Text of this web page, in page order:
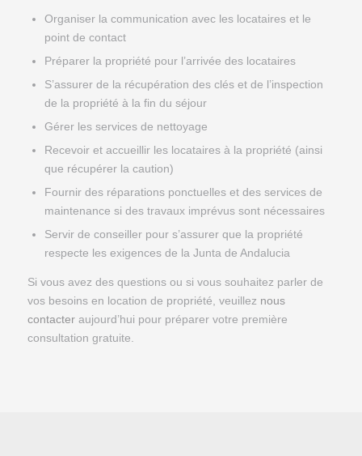
Organiser la communication avec les locataires et le
point de contact
Préparer la propriété pour l’arrivée des locataires
S’assurer de la récupération des clés et de l’inspection
de la propriété à la fin du séjour
Gérer les services de nettoyage
Recevoir et accueillir les locataires à la propriété (ainsi
que récupérer la caution)
Fournir des réparations ponctuelles et des services de
maintenance si des travaux imprévus sont nécessaires
Servir de conseiller pour s’assurer que la propriété
respecte les exigences de la Junta de Andalucia
Si vous avez des questions ou si vous souhaitez parler de
vos besoins en location de propriété, veuillez nous
contacteraujourd’hui pour préparer votre première
consultation gratuite.